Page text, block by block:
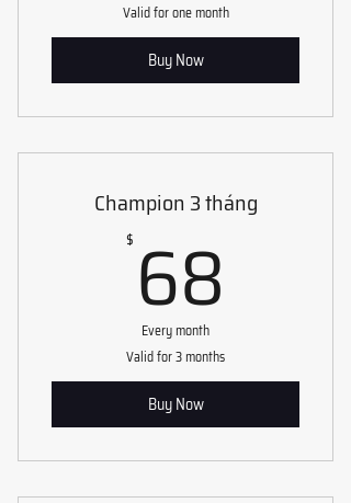
Valid for one month
Buy Now
Champion 3 tháng
$ 68
Every month
Valid for 3 months
Buy Now